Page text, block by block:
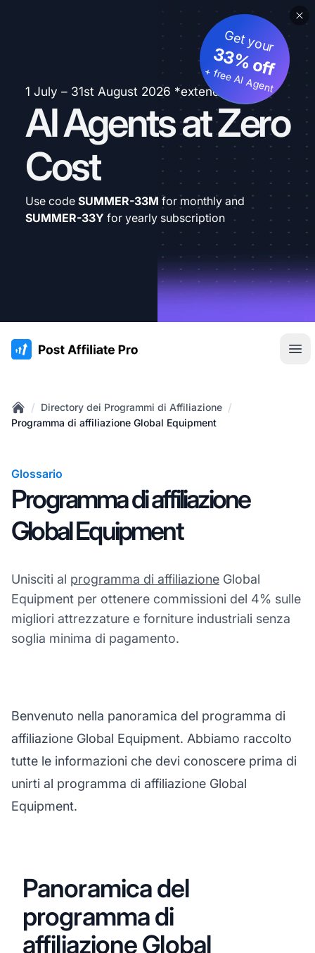
1 July – 31st August 2026 *extended
AI Agents at Zero
Cost
Get your
33% off
+ free AI Agent
Use code SUMMER-33M for monthly and
SUMMER-33Y for yearly subscription
:site.title
Home
/ Directory dei Programmi di Affiliazione /
Programma di affiliazione Global Equipment
Glossario
Programma di affiliazione
Global Equipment
Unisciti al programma di affiliazione Global
Equipment per ottenere commissioni del 4% sulle
migliori attrezzature e forniture industriali senza
soglia minima di pagamento.
Benvenuto nella panoramica del programma di
affiliazione Global Equipment. Abbiamo raccolto
tutte le informazioni che devi conoscere prima di
unirti al programma di affiliazione Global
Equipment.
Panoramica del
programma di
affiliazione Global